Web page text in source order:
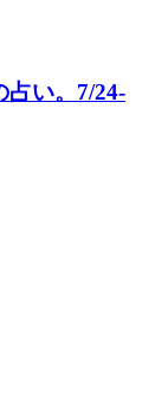
占い。7/24-